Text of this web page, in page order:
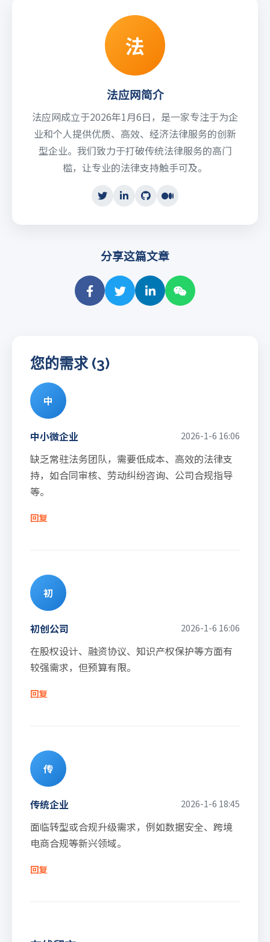
法
法应网简介
法应网成立于2026年1月6日，是一家专注于为企
业和个人提供优质、高效、经济法律服务的创新
型企业。我们致力于打破传统法律服务的高门
槛，让专业的法律支持触手可及。
分享这篇文章
您的需求 (3)
中
中小微企业 2026-1-6 16:06
缺乏常驻法务团队，需要低成本、高效的法律支
持，如合同审核、劳动纠纷咨询、公司合规指导
等。
回复
初
初创公司 2026-1-6 16:06
在股权设计、融资协议、知识产权保护等方面有
较强需求，但预算有限。
回复
传
传统企业 2026-1-6 18:45
面临转型或合规升级需求，例如数据安全、跨境
电商合规等新兴领域。
回复